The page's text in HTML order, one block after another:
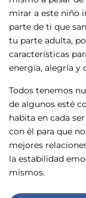
mirar a este niño
parte de ti que
tu parte adulta,
características
energía, alegría y
Todos tenemos
de algunos esté
habita en cada
con él para que
mejores
la estabilidad
mismos.